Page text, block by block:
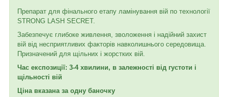
Препарат для фінального етапу ламінування вій по технології
STRONG LASH SECRET.
Забезпечує глибоке живлення, зволоження і надійний захист
вій від несприятливих факторів навколишнього середовища.
Призначений для щільних і жорстких вій.
Час експозиції: 3-4 хвилини, в залежності від густоти і
щільності вій
Ціна вказана за одну баночку